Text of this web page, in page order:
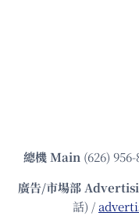
總機Main (626)
廣告/市場部
話) /